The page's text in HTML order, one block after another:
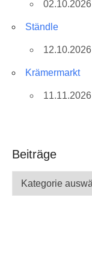
02.10.2026
Ständle
12.10.2026
Krämermarkt
11.11.2026
Beiträge
Beiträge